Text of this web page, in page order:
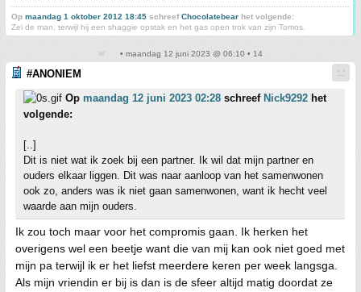
Op maandag 1 oktober 2012 18:45 schreefChocolatebear het volgende:
Zei de man, terwijl hij een shaggie opstak en het gas open trok van zijn Tomos.
• maandag 12 juni 2023 @ 06:10 • 14
#ANONIEM
Op maandag 12 juni 2023 02:28 schreef Nick9292 het
volgende:
[..]
Dit is niet wat ik zoek bij een partner. Ik wil dat mijn partner en
ouders elkaar liggen. Dit was naar aanloop van het samenwonen
ook zo, anders was ik niet gaan samenwonen, want ik hecht veel
waarde aan mijn ouders.
Ik zou toch maar voor het compromis gaan. Ik herken het
overigens wel een beetje want die van mij kan ook niet goed met
mijn pa terwijl ik er het liefst meerdere keren per week langsga.
Als mijn vriendin er bij is dan is de sfeer altijd matig doordat ze